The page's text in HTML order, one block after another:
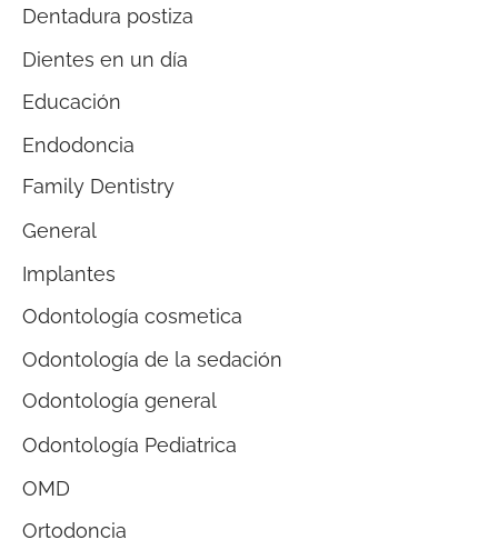
Dentadura postiza
Dientes en un día
Educación
Endodoncia
Family Dentistry
General
Implantes
Odontología cosmetica
Odontología de la sedación
Odontología general
Odontología Pediatrica
OMD
Ortodoncia